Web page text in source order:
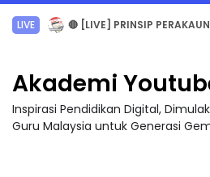
TRANSFORMASI DIGITAL GURU SIRI 7 : PAHLAWAN DIGITAL
Akademi
Inspirasi Pendidikan Digital,
Guru Malaysia untuk Generasi